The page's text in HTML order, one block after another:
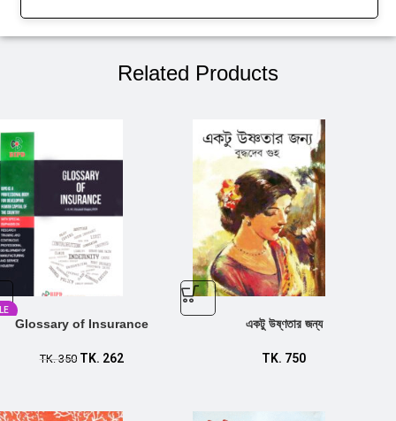
Related Products
Glossary of Insurance
TK.350 TK. 262
একটু উষ্ণতার জন্য
TK. 750